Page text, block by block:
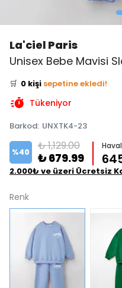
La'ciel Paris
Unisex Bebe Mavisi
👀 Şu an 1 kişi
inceliyor!
🛒 0 kişi sepetine ekledi!
✅ Bugün 0 adet
Tükeniyor
Barkod: UNXTK4-23
%40 ₺ 1,129.00
₺ 679.99
2.000₺ ve üzeri Ücretsiz
Renk